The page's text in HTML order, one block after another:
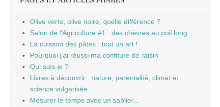
Olive verte, olive noire, quelle différence ?
Salon de l'Agriculture #1 : des chèvres au poil long
La cuisson des pâtes : tout un art !
Pourquoi j'ai réussi ma confiture de raisin
Qui suis-je ?
Livres à découvrir : nature, parentalité, climat et
science vulgarisée
Mesurer le temps avec un sablier...